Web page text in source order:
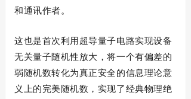
和通讯作者。
这也是首次利用超导量子电路实现设备
无关量子随机性放大，将一个有偏差的
弱随机数转化为真正安全的信息理论意
义上的完美随机数，实现了经典物理绝